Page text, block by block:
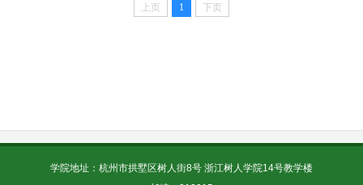
上页 1 下页
学院地址：杭州市拱墅区树人街8号 浙江树人学院14号教学楼